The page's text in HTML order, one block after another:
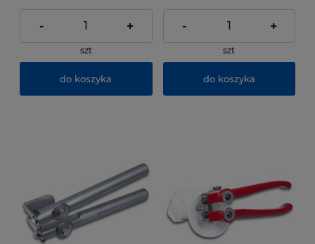
- +
szt
do koszyka
- +
szt
do koszyka